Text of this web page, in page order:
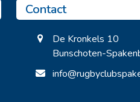
Contact
De Kronkels 10
Bunschoten-